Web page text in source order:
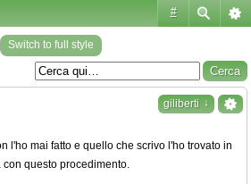
#
Switch to full style
giliberti ↓
l'ho mai fatto e quello che scrivo l'ho trovato in
con questo procedimento.